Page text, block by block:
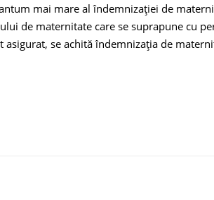
mai mare al îndemnizației de
de maternitate care se suprapune cu
asigurat, se achită îndemnizația de